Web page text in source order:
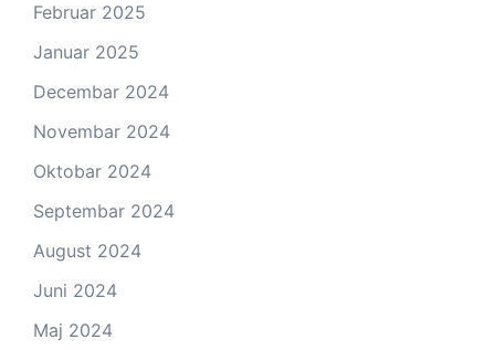
Februar 2025
Januar 2025
Decembar 2024
Novembar 2024
Oktobar 2024
Septembar 2024
August 2024
Juni 2024
Maj 2024